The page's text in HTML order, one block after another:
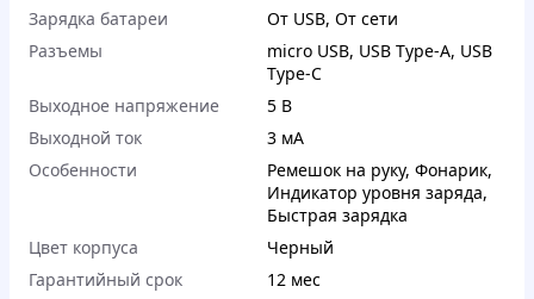
Зарядка батареи
От USB, От сети
Разъемы
micro USB, USB Type-A, USB
Type-C
Выходное напряжение
5 В
Выходной ток
3 мА
Особенности
Ремешок на руку, Фонарик,
Индикатор уровня заряда,
Быстрая зарядка
Цвет корпуса
Черный
Гарантийный срок
12 мес